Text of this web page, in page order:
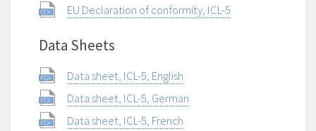
EU Declaration of conformity, ICL-5
Data Sheets
Data sheet, ICL-5, English
Data sheet, ICL-5, German
Data sheet, ICL-5, French